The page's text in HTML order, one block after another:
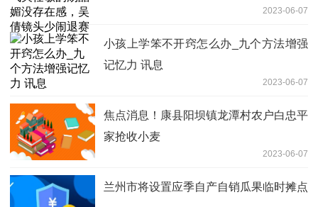
2023-06-07
小孩上学笨不开窍怎么办_九个方法增强
记忆力 讯息
2023-06-07
焦点消息！康县阳坝镇龙潭村农户白忠平
家抢收小麦
2023-06-07
兰州市将设置应季自产自销瓜果临时摊点